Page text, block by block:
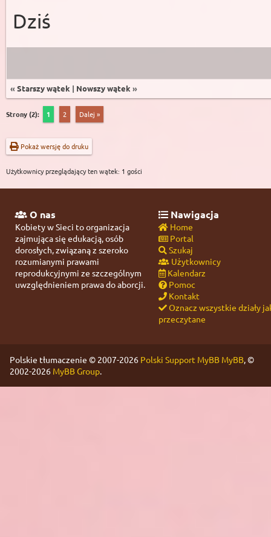
Dziś
« Starszy wątek | Nowszy wątek »
Strony (2): 1 2 Dalej »
Pokaż wersję do druku
Użytkownicy przeglądający ten wątek: 1 gości
O nas
Kobiety w Sieci to organizacja
zajmująca się edukacją, osób
dorosłych, związaną z szeroko
rozumianymi prawami
reprodukcyjnymi ze szczególnym
uwzględnieniem prawa do aborcji.
Nawigacja
Home
Portal
Szukaj
Użytkownicy
Kalendarz
Pomoc
Kontakt
Oznacz wszystkie działy
przeczytane
Polskie tłumaczenie © 2007-2026 Polski Support MyBB MyBB, ©
2002-2026 MyBB Group.